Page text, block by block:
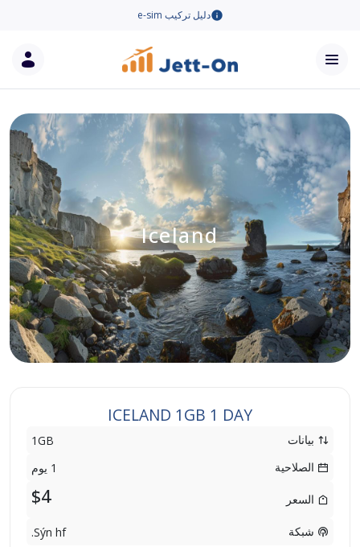
دليل تركيب e-sim
Iceland
ICELAND 1GB 1 DAY
بيانات
1GB
الصلاحية
1 يوم
السعر $4
شبكة Sýn hf.